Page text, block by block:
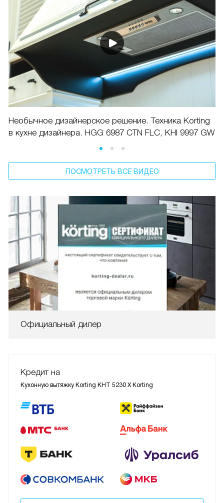
Необычное дизайнерское решение. Техника Korting
в кухне дизайнера. HGG 6987 CTN FLC, KHI 9997 GW
ПОСМОТРЕТЬ ВСЕ ВИДЕО
Официальный дилер
Кредит на
Кухонную вытяжку Korting KHT 5230 X Korting